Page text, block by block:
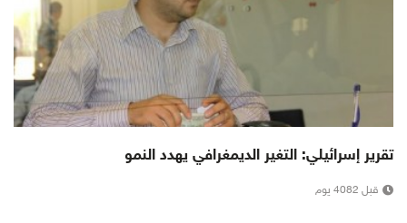
تقرير إسرائيلي: التغير الديمغرافي يهدد النمو
قبل 4082 يوم